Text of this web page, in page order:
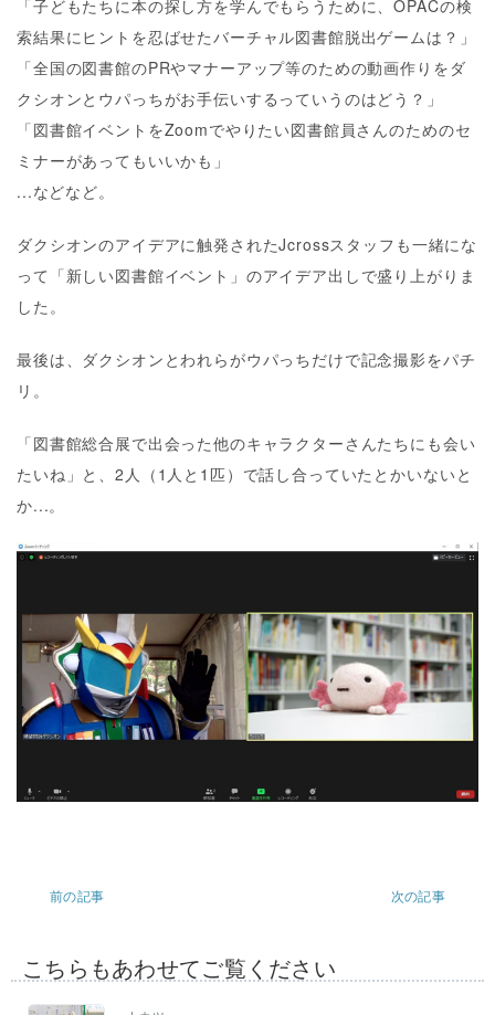
「子どもたちに本の探し方を学んでもらうために、OPACの検
索結果にヒントを忍ばせたバーチャル図書館脱出ゲームは？」
「全国の図書館のPRやマナーアップ等のための動画作りをダ
クシオンとウパっちがお手伝いするっていうのはどう？」
「図書館イベントをZoomでやりたい図書館員さんのためのセ
ミナーがあってもいいかも」
...などなど。
ダクシオンのアイデアに触発されたJcrossスタッフも一緒にな
って「新しい図書館イベント」のアイデア出しで盛り上がりま
した。
最後は、ダクシオンとわれらがウパっちだけで記念撮影をパチ
リ。
「図書館総合展で出会った他のキャラクターさんたちにも会い
たいね」と、2人（1人と1匹）で話し合っていたとかいないと
か...。
前の記事 次の記事
こちらもあわせてご覧ください